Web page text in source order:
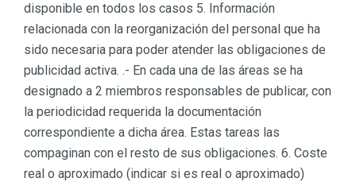
disponible en todos los casos 5. Información
relacionada con la reorganización del personal que ha
sido necesaria para poder atender las obligaciones de
publicidad activa. .- En cada una de las áreas se ha
designado a 2 miembros responsables de publicar, con
la periodicidad requerida la documentación
correspondiente a dicha área. Estas tareas las
compaginan con el resto de sus obligaciones. 6. Coste
real o aproximado (indicar si es real o aproximado)